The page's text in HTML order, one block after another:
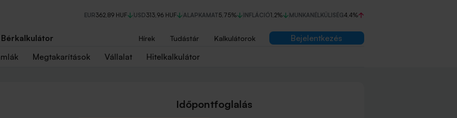
EUR362,89 HUF USD313,96 HUF ALAPKAMAT5,75% INFLÁCIÓ1,2% MUNKANÉLKÜLISÉG4,4%
Bérkalkulátor Hírek Tudástár Kalkulátorok
Bejelentkezés
Megtakarítások Vállalat Hitelkalkulátor
Időpontfoglalás